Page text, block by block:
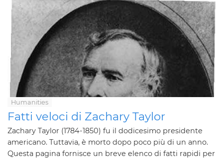
Humanities
Fatti veloci di Zachary Taylor
Zachary Taylor (1784-1850) fu il dodicesimo presidente
americano. Tuttavia, è morto dopo poco più di un anno.
Questa pagina fornisce un breve elenco di fatti rapidi per